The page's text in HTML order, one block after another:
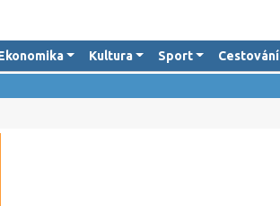
Kultura Sport Cestování